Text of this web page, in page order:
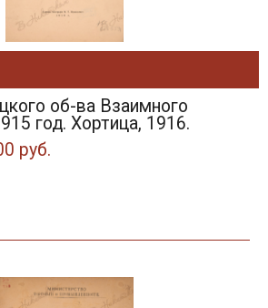
об-ва Взаимного
год. Хортица, 1916.
руб.